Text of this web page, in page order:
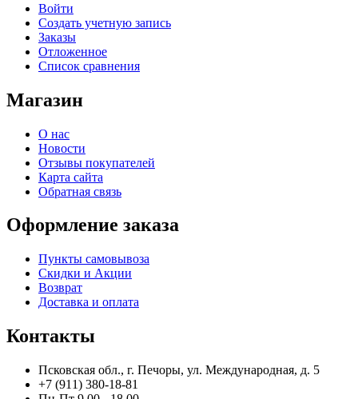
Войти
Создать учетную запись
Заказы
Отложенное
Список сравнения
Магазин
О нас
Новости
Отзывы покупателей
Карта сайта
Обратная связь
Оформление заказа
Пункты самовывоза
Скидки и Акции
Возврат
Доставка и оплата
Контакты
Псковская обл., г. Печоры, ул. Международная, д. 5
+7 (911) 380-18-81